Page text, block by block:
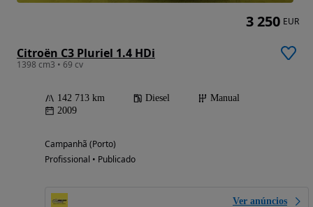
Citroën C3 Pluriel 1.4 HDi
1398 cm3 • 69 cv
142 713 km Diesel
Manual
2009
Campanhã (Porto)
Profissional • Publicado
Ver anúncios
3 250 EUR